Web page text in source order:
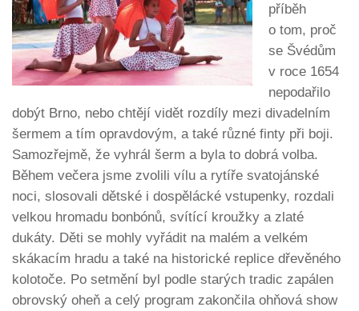
příběh
o tom, proč
se Švédům
v roce 1654
nepodařilo
dobýt Brno, nebo chtějí vidět rozdíly mezi divadelním
šermem a tím opravdovým, a také různé finty při boji.
Samozřejmě, že vyhrál šerm a byla to dobrá volba.
Během večera jsme zvolili vílu a rytíře svatojánské
noci, slosovali dětské i dospělácké vstupenky, rozdali
velkou hromadu bonbónů, svítící kroužky a zlaté
dukáty. Děti se mohly vyřádit na malém a velkém
skákacím hradu a také na historické replice dřevěného
kolotoče. Po setmění byl podle starých tradic zapálen
obrovský oheň a celý program zakončila ohňová show